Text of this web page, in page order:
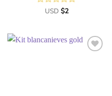
Valorado
5
USD $2